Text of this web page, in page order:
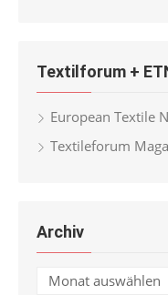
Textilforum +
European Textile
Textileforum
Archiv
Archiv